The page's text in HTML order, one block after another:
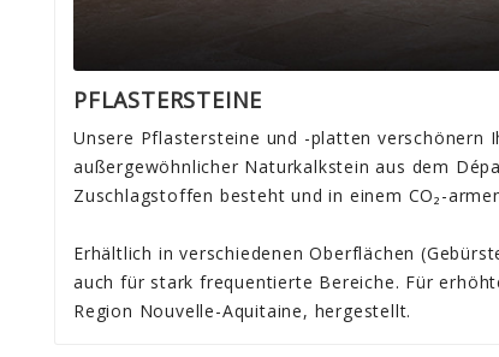
PFLASTERSTEINE
Unsere Pflastersteine ​​und -platten verschönern
außergewöhnlicher Naturkalkstein aus dem
Zuschlagstoffen besteht und in einem CO₂-
Erhältlich in verschiedenen Oberflächen
auch für stark frequentierte Bereiche. Für
Region Nouvelle-Aquitaine, hergestellt.